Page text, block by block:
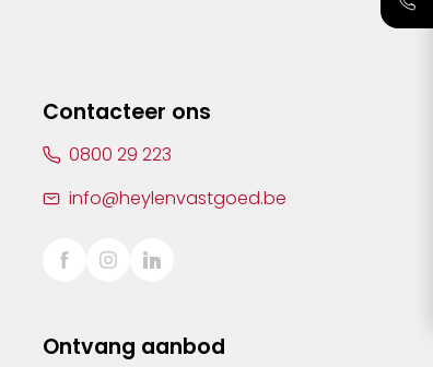
Contacteer ons
0800 29 223
info@heylenvastgoed.be
Ontvang aanbod